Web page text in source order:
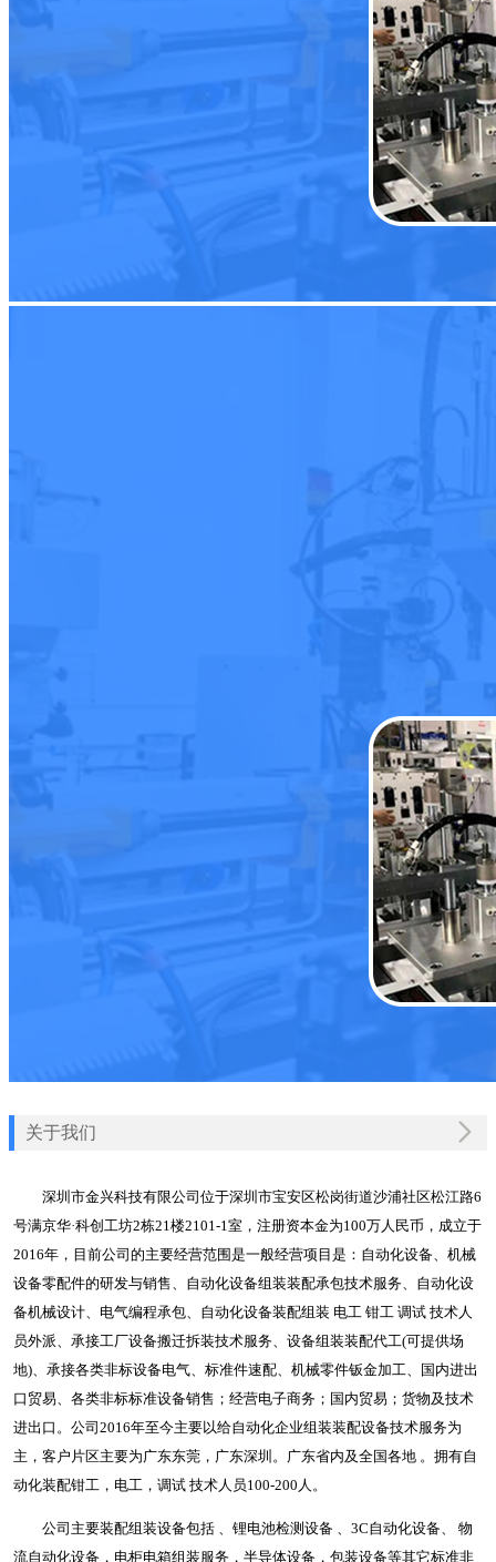
关于我们
深圳市金兴科技有限公司位于深圳市宝安区松岗街道沙浦社区松江路6
号满京华·科创工坊2栋21楼2101-1室，注册资本金为100万人民币，成立于
2016年，目前公司的主要经营范围是一般经营项目是：自动化设备、机械
设备零配件的研发与销售、自动化设备组装装配承包技术服务、自动化设
备机械设计、电气编程承包、自动化设备装配组装 电工 钳工 调试 技术人
员外派、承接工厂设备搬迁拆装技术服务、设备组装装配代工(可提供场
地)、承接各类非标设备电气、标准件速配、机械零件钣金加工、国内进出
口贸易、各类非标标准设备销售；经营电子商务；国内贸易；货物及技术
进出口。公司2016年至今主要以给自动化企业组装装配设备技术服务为
主，客户片区主要为广东东莞，广东深圳。广东省内及全国各地 。拥有自
动化装配钳工，电工，调试 技术人员100-200人。
公司主要装配组装设备包括 、锂电池检测设备 、3C自动化设备、 物
流自动化设备，电柜电箱组装服务，半导体设备，包装设备等其它标准非